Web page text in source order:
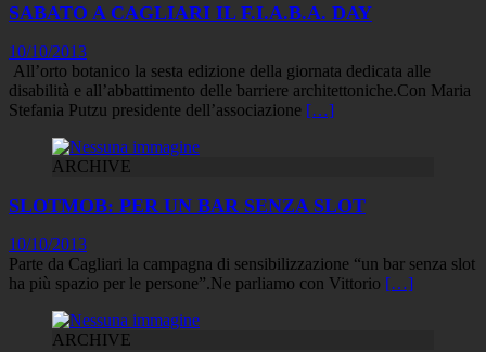
SABATO A CAGLIARI IL F.I.A.B.A. DAY
10/10/2013
All’orto botanico la sesta edizione della giornata dedicata alle
disabilità e all’abbattimento delle barriere architettoniche.Con Maria
Stefania Putzu presidente dell’associazione […]
ARCHIVE
SLOTMOB: PER UN BAR SENZA SLOT
10/10/2013
Parte da Cagliari la campagna di sensibilizzazione “un bar senza slot
ha più spazio per le persone”.Ne parliamo con Vittorio […]
ARCHIVE